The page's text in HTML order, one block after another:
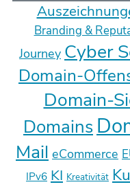
Branding &
Journey Cyber
Domain-
Domain-
Domains
Mail eCommerce
IPv6 KI Kreativität